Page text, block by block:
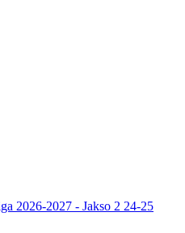
2026-2027 - Jakso 2 24-25